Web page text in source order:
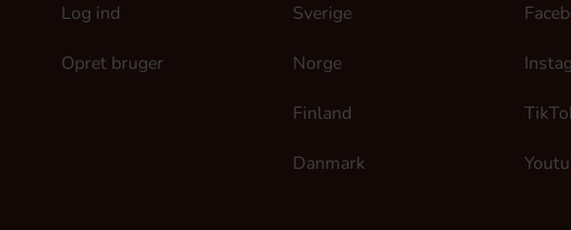
Log ind
Opret bruger
Sverige
Norge
Finland
Danmark